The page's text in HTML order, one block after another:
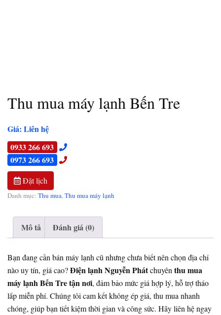
Thu mua máy lạnh Bến Tre
Giá: Liên hệ
0933 266 693
0973 266 693
Đặt lịch
Danh mục: Thu mua,Thu mua máy lạnh
Mô tả Đánh giá (0)
Bạn đang cần bán máy lạnh cũ nhưng chưa biết nên chọn địa chỉ
nào uy tín, giá cao?Điện lạnh Nguyễn Phátchuyên thu mua
máy lạnh Bến Tre tận nơi, đảm bảo mức giá hợp lý, hỗ trợ tháo
lắp miễn phí. Chúng tôi cam kết không ép giá, thu mua nhanh
chóng, giúp bạn tiết kiệm thời gian và công sức. Hãy liên hệ ngay